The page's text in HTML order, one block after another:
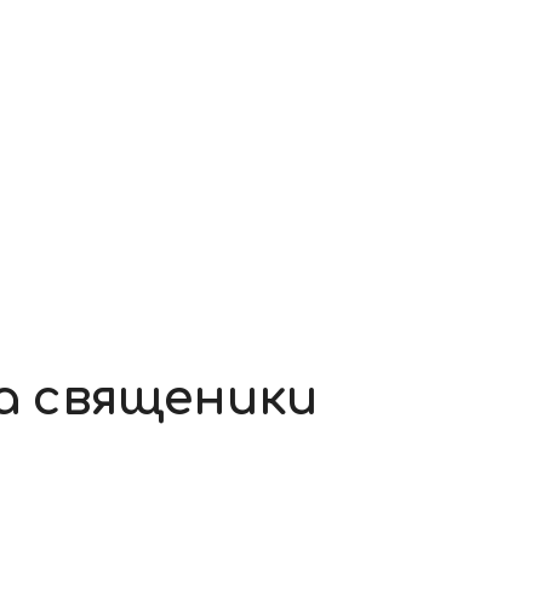
священики